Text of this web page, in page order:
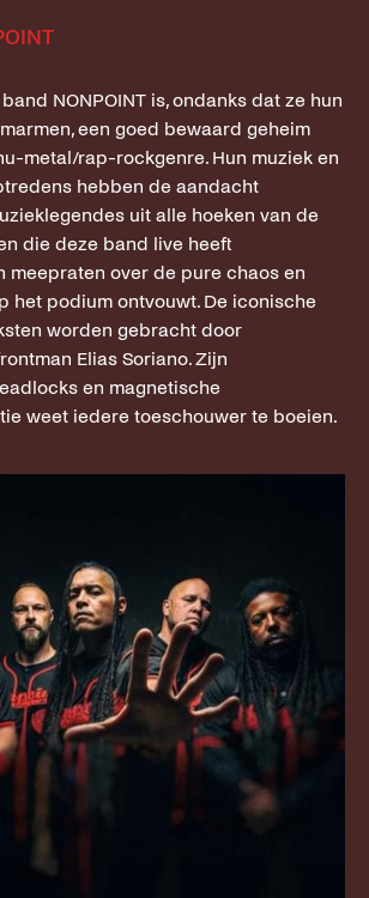
NONPOINT is, ondanks dat ze hun
een goed bewaard geheim
metal/rap-rockgenre. Hun muziek en
hebben de aandacht
uit alle hoeken van de
die deze band live heeft
meepraten over de pure chaos en
het podium ontvouwt. De iconische
worden gebracht door
Elias Soriano. Zijn
en magnetische
weet iedere toeschouwer te boeien.